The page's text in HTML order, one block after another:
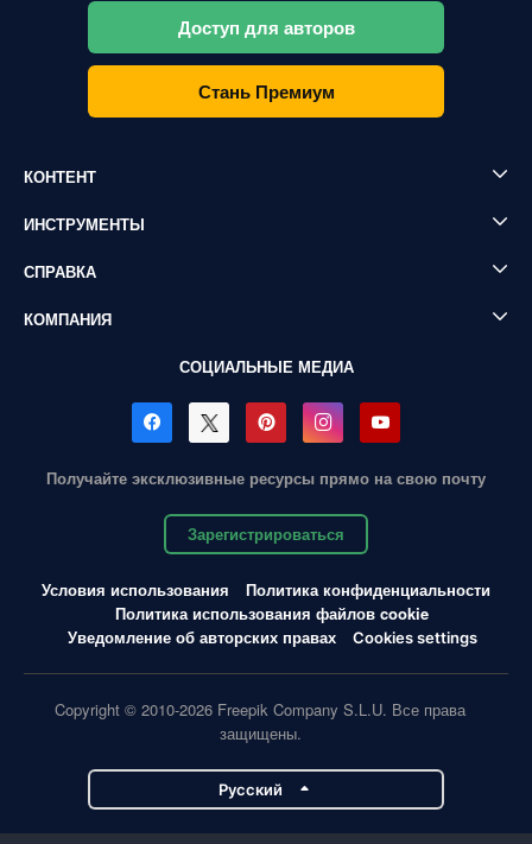
Доступ для авторов
Стань Премиум
КОНТЕНТ
ИНСТРУМЕНТЫ
СПРАВКА
КОМПАНИЯ
СОЦИАЛЬНЫЕ МЕДИА
Получайте эксклюзивные ресурсы прямо на свою почту
Зарегистрироваться
Условия использования
Политика конфиденциальности
Политика использования файлов cookie
Уведомление об авторских правах
Cookies settings
Copyright © 2010-2026 Freepik Company S.L.U. Все права
защищены.
Pусский